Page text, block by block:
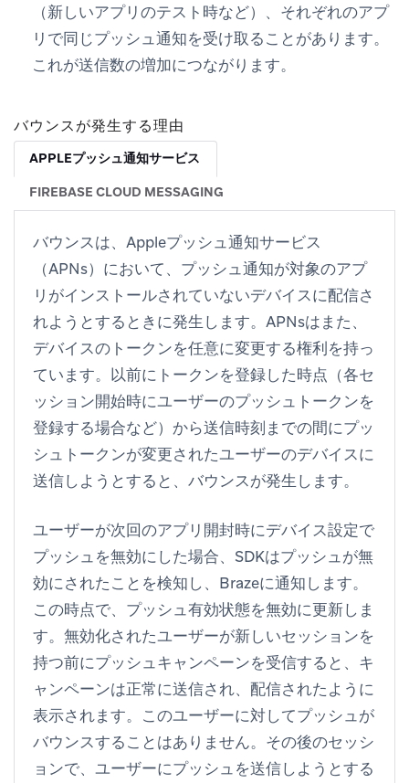
（新しいアプリのテスト時など）、それぞれのアプ
リで同じプッシュ通知を受け取ることがあります。
これが送信数の増加につながります。
バウンスが発生する理由
APPLEプッシュ通知サービス
FIREBASE CLOUD MESSAGING
バウンスは、Appleプッシュ通知サービス
（APNs）において、プッシュ通知が対象のアプ
リがインストールされていないデバイスに配信さ
れようとするときに発生します。APNsはまた、
デバイスのトークンを任意に変更する権利を持っ
ています。以前にトークンを登録した時点（各セ
ッション開始時にユーザーのプッシュトークンを
登録する場合など）から送信時刻までの間にプッ
シュトークンが変更されたユーザーのデバイスに
送信しようとすると、バウンスが発生します。
ユーザーが次回のアプリ開封時にデバイス設定で
プッシュを無効にした場合、SDKはプッシュが無
効にされたことを検知し、Brazeに通知します。
この時点で、プッシュ有効状態を無効に更新しま
す。無効化されたユーザーが新しいセッションを
持つ前にプッシュキャンペーンを受信すると、キ
ャンペーンは正常に送信され、配信されたように
表示されます。このユーザーに対してプッシュが
バウンスすることはありません。その後のセッシ
ョンで、ユーザーにプッシュを送信しようとする